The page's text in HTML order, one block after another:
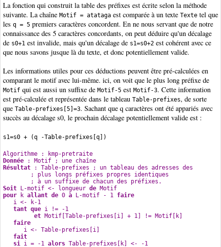
La fonction qui construit la table des préfixes est écrite selon la méthode
suivante. La chaîne Motif = atataga est comparée à un texte Texte tel que
les q = 5 premiers caractères concordent. En ne nous servant que de notre
connaissance des 5 caractères concordants, on peut déduire qu'un décalage
de s0+1 est invalide, mais qu'un décalage de s1=s0+2 est cohérent avec ce
que nous savons jusque là du texte, et donc potentiellement valide.
Les informations utiles pour ces déductions peuvent être pré-calculées en
comparant le motif avec lui-même. ici, on voit que le plus long préfixe de
Motif qui est aussi un suffixe de Motif-5 est Motif-3. Cette information
est pré-calculée et représentée dans le tableau Table-prefixes, de sorte
que Table-prefixes[5]=3. Sachant que q caractères ont été appariés avec
succès au décalage s0, le prochain décalage potentiellement valide est :
s1=s0 + (q -Table-prefixes[q])
Algorithme : kmp-pretraite
Donnée : Motif ; une chaîne
Résultat : Table-prefixes ; un tableau des adresses des
        ; plus longs préfixes propres identiques
        ; à un suffixe de chacun des préfixes.
Soit L-motif <- longueur de Motif
pour k allant de 0 à L-motif - 1 faire
   i <- k-1
tant que i != -1
et Motif[Table-prefixes[i] + 1] != Motif[k]
faire
      i <- Table-prefixes[i]
fait
si i = -1 alors Table-prefixes[k] <- -1